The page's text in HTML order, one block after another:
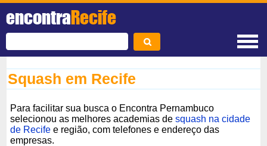
encontraRecife
Squash em Recife
Para facilitar sua busca o Encontra Pernambuco
selecionou as melhores academias desquash na cidade
de Recife e região, com telefones e endereço das
empresas.